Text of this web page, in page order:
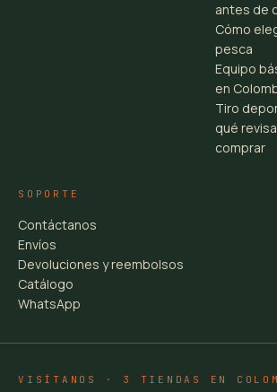
antes de
Cómo
pesca
Equipo
en
Tiro
qué
comprar
SOPORTE
Contáctanos
Envíos
Devoluciones y reembolsos
Catálogo
WhatsApp
VISÍTANOS · 3 TIENDAS EN